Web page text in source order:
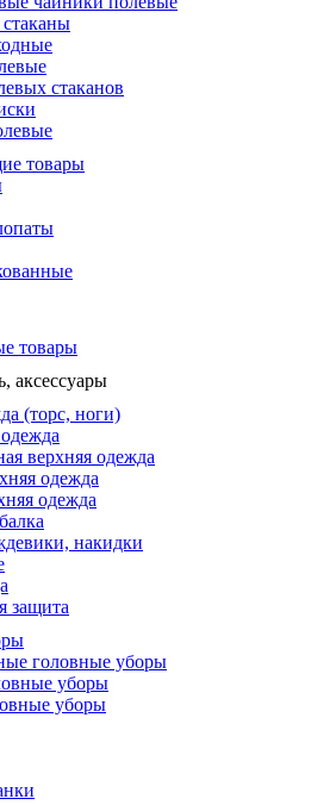
стаканов
товары
товары
аксессуары
(торс, ноги)
верхняя одежда
одежда
одежда
накидки
защита
головные уборы
уборы
уборы